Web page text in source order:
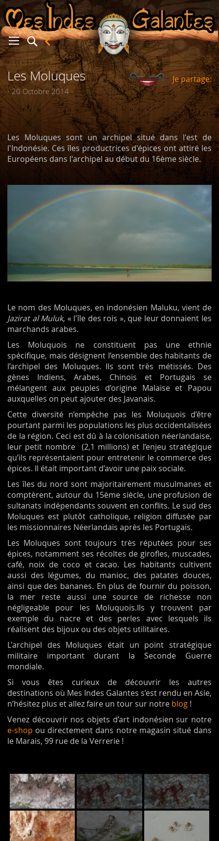
Les Moluques
- 20 Octobre 2014 -
Je partage:
Les Moluques sont un archipel situé dans l'est de
l'Indonésie. Ces îles productrices d'épices ont attiré les
Européens dans l'archipel au début du 16èmesiècle.
Le nom des Moluques, en indonésien Maluku, vient de
Jazirat al Muluk, « l'île des rois », que leur donnaient les
marchands arabes.
Les Moluquois ne constituent pas une ethnie
spécifique, mais désignent l’ensemble des habitants de
l’archipel des Moluques. Ils sont très métissés. Des
gènes Indiens, Arabes, Chinois et Portugais se
mélangent aux peuples d’origine Malaise et Papou
auxquelles on peut ajouter des Javanais.
Cette diversité n’empêche pas les Moluquois d’être
pourtant parmi les populations les plus occidentalisées
de la région. Ceci est dû à la colonisation néerlandaise,
leur petit nombre (2,1 millions) et l’enjeu stratégique
qu’ils représentaient pour entretenir le commerce des
épices. Il était important d’avoir une paix sociale.
Les îles du nord sont majoritairement musulmanes et
comptèrent, autour du 15ème siècle, une profusion de
sultanats indépendants souvent en conflits. Le sud des
Moluques est plutôt catholique, religion diffusée par
les missionnaires Néerlandais après les Portugais.
Les Moluques sont toujours très réputées pour ses
épices, notamment ses récoltes de girofles, muscades,
café, noix de coco et cacao. Les habitants cultivent
aussi des légumes, du manioc, des patates douces,
ainsi que des bananes. En plus de fournir du poisson,
la mer reste aussi une source de richesse non
négligeable pour les Moluquois.Ils y trouvent par
exemple du nacre et des perles avec lesquels ils
réalisent des bijoux ou des objets utilitaires.
L'archipel des Moluques était un point stratégique
militaire important durant la Seconde Guerre
mondiale.
Si vous êtes curieux de découvrir les autres
destinations où Mes Indes Galantes s’est rendu en Asie,
n’hésitez plus et allez faire un tour sur notre blog !
Venez découvrir nos objets d’art indonésien sur notre
e-shop ou directement dans notre magasin situé dans
le Marais, 99 rue de la Verrerie !